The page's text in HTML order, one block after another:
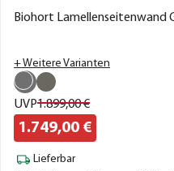
Biohort Lamellenseitenwand
+ Weitere Varianten
UVP1.899,00€
1.749,00 €
Lieferbar